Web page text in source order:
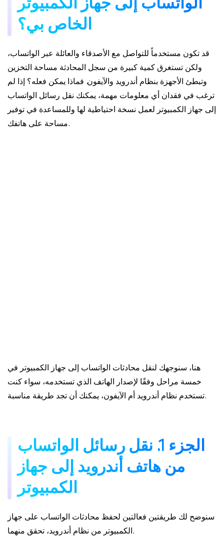
الواتساب إلى جهاز الكمبيوتر
الخاص بي؟
قد تكون مستخدماً للتواصل مع الأصدقاء والعائلة عبر الواتساب،
ولكن تستغرق كمية كبيرة من سجل المحادثة مساحة التخزين
وتبطئ الأجهزة بنظام أندرويد والآيفون. فماذا يمكن فعله؟ إذا لم
ترغب في فقدان أي معلومات مهمة، يمكنك نقل رسائل الواتساب
إلى جهاز الكمبيوتر لعمل نسخة احتياطية لها وللمساعدة في توفير
مساحة على هاتفك.
هنا، سنوجهك لنقل محادثات الواتساب إلى جهاز الكمبيوتر في
خمسة مراحل وفقًا لإصدار الهاتف الذي تستخدمه، سواء كنت
تستخدم نظام أندرويد أم الآيفون، يمكنك أن تجد طريقة مناسبة.
الجزء 1. نقل رسائل الواتساب
من هاتف أندرويد إلى جهاز
الكمبيوتر
سنوضح لك طريقتين فعالتين لحفظ محادثات الواتساب على جهاز
الكمبيوتر من نظام أندرويد، تحقق منهما.